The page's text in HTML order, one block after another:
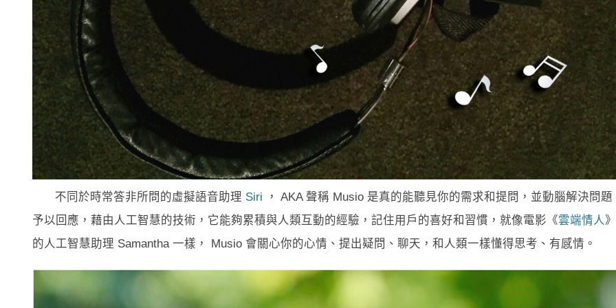
不同於時常答非所問的虛擬語音助理 Siri ， AKA 聲稱 Musio 是真的能聽見你的需求和提問，並動腦解決問題
予以回應，藉由人工智慧的技術，它能夠累積與人類互動的經驗，記住用戶的喜好和習慣，就像電影《雲端情人
的人工智慧助理 Samantha 一樣， Musio 會關心你的心情、提出疑問、聊天，和人類一樣懂得思考、有感情。